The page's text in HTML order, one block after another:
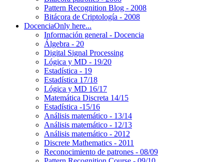
Pattern Recognition Blog - 2008
Bitácora de Criptología - 2008
DocenciaOnly here...
Información general - Docencia
Álgebra - 20
Digital Signal Processing
Lógica y MD - 19/20
Estadística - 19
Estadística 17/18
Lógica y MD 16/17
Matemática Discreta 14/15
Estadística -15/16
Análisis matemático - 13/14
Análisis matemático - 12/13
Análisis matemático - 2012
Discrete Mathematics - 2011
Reconocimiento de patrones - 08/09